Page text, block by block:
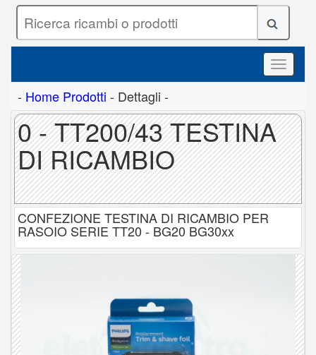
- Home Prodotti - Dettagli -
0 - TT200/43 TESTINA
DI RICAMBIO
CONFEZIONE TESTINA DI RICAMBIO PER
RASOIO SERIE TT20 - BG20 BG30xx